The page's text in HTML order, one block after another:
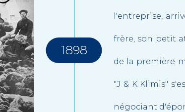
1898
l'entreprise,
frère, son petit
de la première
"J & K Klimis"
négociant